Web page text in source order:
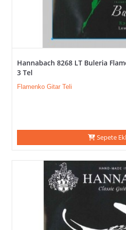
Hannabach 8268 LT Buleria
3 Tel
Flamenko Gitar Teli
Sepete